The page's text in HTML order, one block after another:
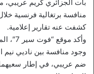
بات الجزائري كريم
منافسة برتغالية فرنسية
كشفت عنه تقارير إعلامية.
وأكد
وجود منافسة بين ناديي نيم
ضم عريبي، في إطار